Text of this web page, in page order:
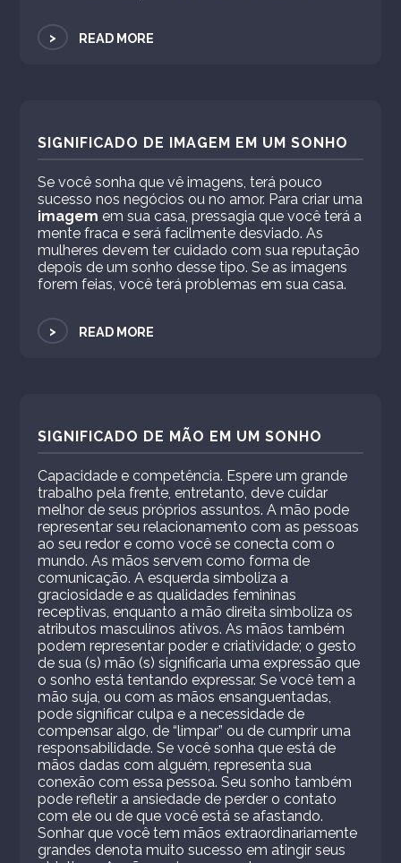
> READ MORE
SIGNIFICADO DE IMAGEM EM UM SONHO
Se você sonha que vê imagens, terá pouco
sucesso nos negócios ou no amor. Para criar uma
imagem em sua casa, pressagia que você terá a
mente fraca e será facilmente desviado. As
mulheres devem ter cuidado com sua reputação
depois de um sonho desse tipo. Se as imagens
forem feias, você terá problemas em sua casa.
> READ MORE
SIGNIFICADO DE MÃO EM UM SONHO
Capacidade e competência. Espere um grande
trabalho pela frente, entretanto, deve cuidar
melhor de seus próprios assuntos. A mão pode
representar seu relacionamento com as pessoas
ao seu redor e como você se conecta com o
mundo. As mãos servem como forma de
comunicação. A esquerda simboliza a
graciosidade e as qualidades femininas
receptivas, enquanto a mão direita simboliza os
atributos masculinos ativos. As mãos também
podem representar poder e criatividade; o gesto
de sua (s) mão (s) significaria uma expressão que
o sonho está tentando expressar. Se você tem a
mão suja, ou com as mãos ensanguentadas,
pode significar culpa e a necessidade de
compensar algo, de “limpar” ou de cumprir uma
responsabilidade. Se você sonha que está de
mãos dadas com alguém, representa sua
conexão com essa pessoa. Seu sonho também
pode refletir a ansiedade de perder o contato
com ele ou de que você está se afastando.
Sonhar que você tem mãos extraordinariamente
grandes denota muito sucesso em atingir seus